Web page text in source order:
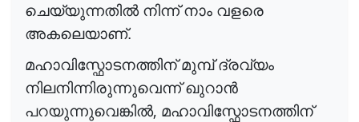
ചെയ്യുന്നതിൽനിന്ന് നാം വളരെ
അകലെയാണ്.
മഹാവിസ്ഫോടനത്തിന് മുമ്പ് ദ്രവ്യം
നിലനിന്നിരുന്നുവെന്ന് ഖുറാൻ
പറയുന്നുവെങ്കിൽ, മഹാവിസ്ഫോടനത്തിന്